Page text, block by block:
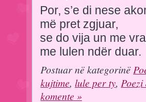
Por, s’e di nese
më pret zgjuar,
se do vija un me
me lulen ndër duar.
Postuar në kategorinë
kujtime, lule per ty,
komente »